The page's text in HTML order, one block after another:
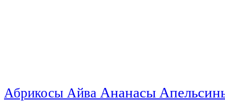
Абрикосы Айва Ананасы